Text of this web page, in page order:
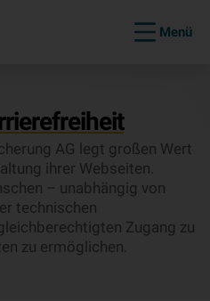
Menü
AG legt großen Wert
ihrer Webseiten.
– unabhängig von
technischen
Zugang zu
zu ermöglichen.